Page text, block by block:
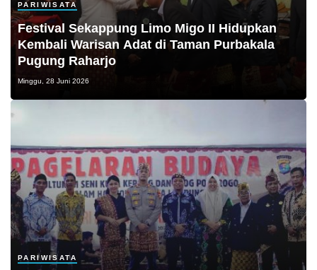
PARIWISATA
Festival Sekappung Limo Migo II Hidupkan
Kembali Warisan Adat di Taman Purbakala
Pugung Raharjo
Minggu, 28 Juni 2026
PARIWISATA